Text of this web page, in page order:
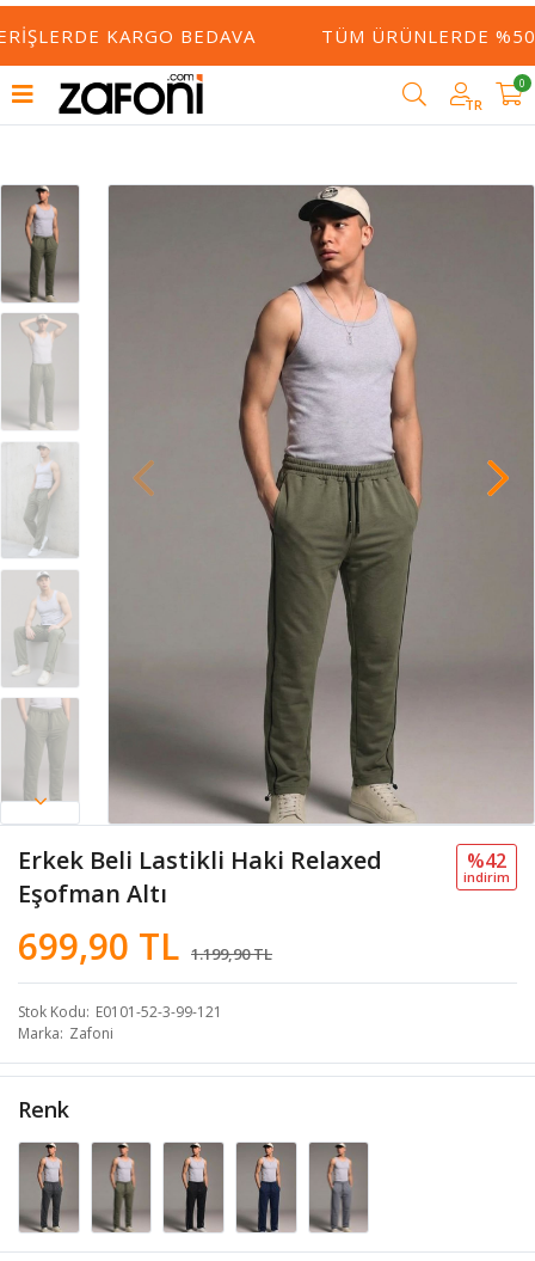
KARGO BEDAVA TÜM ÜRÜNLERDE
TR
0
Erkek Beli Lastikli Haki Relaxed
Eşofman Altı
699,90 TL 1.199,90 TL
%42
i̇ndi̇ri̇m
Stok Kodu E0101-52-3-99-121
Marka Zafoni
Renk